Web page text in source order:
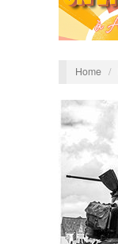
Home /